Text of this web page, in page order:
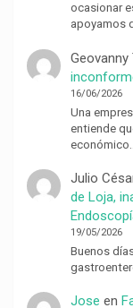
ocasionar
apoyamos
Geovanny
16/06/2026
Una
entiende
económico…
Julio
de Loja,
19/05/2026
Buenos
Jose en